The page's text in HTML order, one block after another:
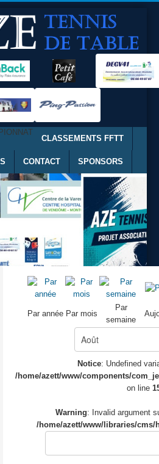
CLASSEMENTS FFTT
CONTACT SPONSORS
Par année Par mois
Par
semaine
Notice: Undefined
/home/azett/www/components/
on line
Warning: Invalid argument
/home/azett/www/libraries/cms/